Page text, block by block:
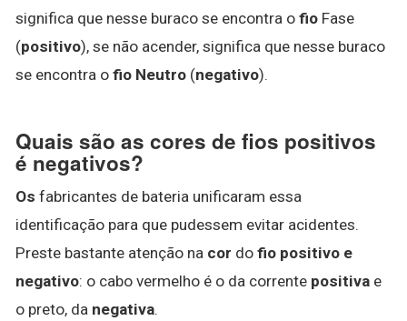
significa que nesse buraco se encontra o fio Fase
(positivo), se não acender, significa que nesse buraco
se encontra o fio Neutro (negativo).
Quais são as cores de fios positivos
é negativos?
Os fabricantes de bateria unificaram essa
identificação para que pudessem evitar acidentes.
Preste bastante atenção na cor do fio positivo e
negativo: o cabo vermelho é o da corrente positiva e
o preto, da negativa.